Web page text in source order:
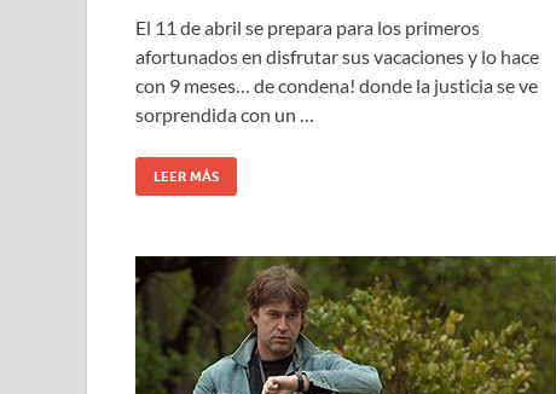
El 11 de abril se prepara para los primeros
afortunados en disfrutar sus vacaciones y lo hace
con 9 meses… de condena! donde la justicia se ve
sorprendida con un …
LEER MÁS